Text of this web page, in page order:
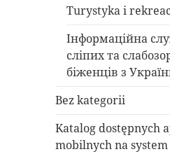
Turystyka i
Інформаційна
сліпих та
біженців з
Bez kategorii
Katalog dostępnych
mobilnych na system